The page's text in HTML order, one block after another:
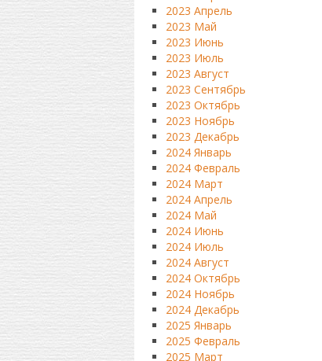
2023 Апрель
2023 Май
2023 Июнь
2023 Июль
2023 Август
2023 Сентябрь
2023 Октябрь
2023 Ноябрь
2023 Декабрь
2024 Январь
2024 Февраль
2024 Март
2024 Апрель
2024 Май
2024 Июнь
2024 Июль
2024 Август
2024 Октябрь
2024 Ноябрь
2024 Декабрь
2025 Январь
2025 Февраль
2025 Март